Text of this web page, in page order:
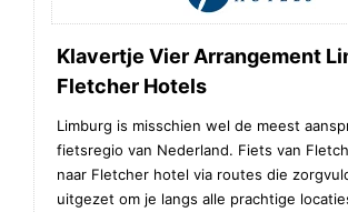
Klavertje Vier Arrangement
Fletcher Hotels
Limburg is misschien wel de meest
fietsregio van Nederland. Fiets van
naar Fletcher hotel via routes die
uitgezet om je langs alle prachtige